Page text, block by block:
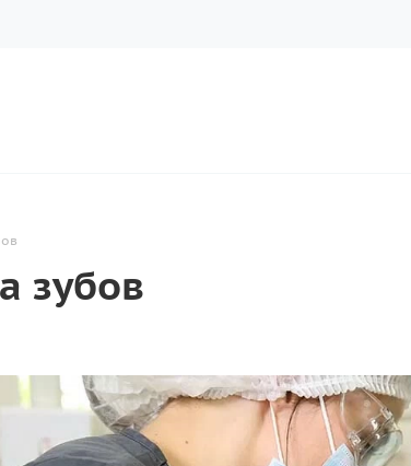
зубов